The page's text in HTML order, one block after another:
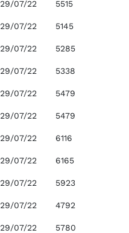
29/07/22 5515
29/07/22 5145
29/07/22 5285
29/07/22 5338
29/07/22 5479
29/07/22 5479
29/07/22 6116
29/07/22 6165
29/07/22 5923
29/07/22 4792
29/07/22 5780